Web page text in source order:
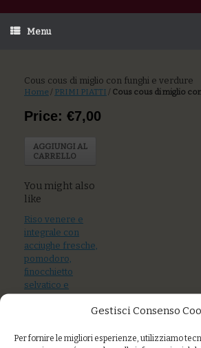
Gestisci Consenso
Per fornire le migliori esperienze, utilizziamo
Menu
Cous cous di miglio con funghi e verdure
Home / PRIMI PIATTI / Cous cous di miglio
Price: €7,00
AGGIUNGI AL
CARRELLO
You might also
like
Riso venere e
integrale con
acciughe fresche,
pomodoro,
finocchietto
selvatico e
grano saraceno,